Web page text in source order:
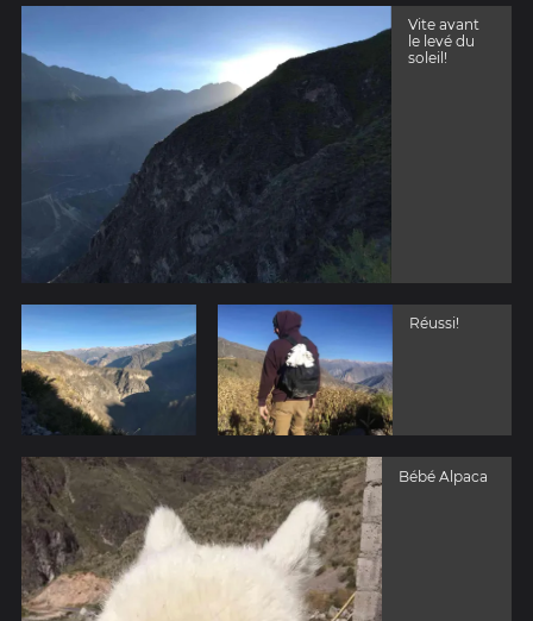
Vite avant
le levé du
soleil!
Réussi!
Bébé Alpaca